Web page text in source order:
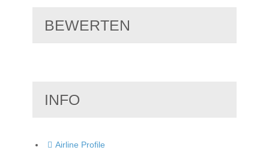
BEWERTEN
INFO
Airline Profile